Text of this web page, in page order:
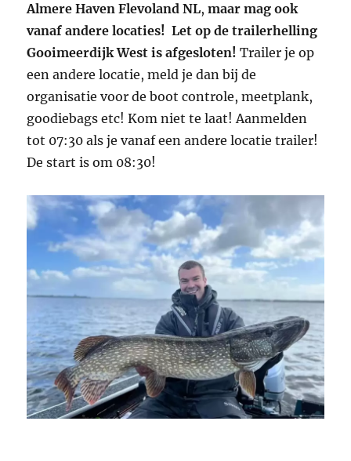
Almere HavenFlevoland NL,maar mag ook
vanaf andere locaties! Let op de trailerhelling
Gooimeerdijk West is afgesloten! Trailer je op
een andere locatie, meld je dan bij de
organisatie voor de boot controle, meetplank,
goodiebags etc! Kom niet te laat! Aanmelden
tot 07:30 als je vanaf een andere locatie trailer!
De start is om 08:30!